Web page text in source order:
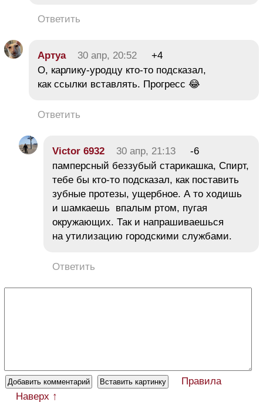
Ответить
Aртуа 30 апр, 20:52
+4
О, карлику-уродцу кто-то подсказал,
как ссылки вставлять. Прогресс 😂
Ответить
Victor 6932 30 апр, 21:13
-6
памперсный беззубый старикашка, Спирт,
тебе бы кто-то подсказал, как поставить
зубные протезы, ущербное. А то ходишь
и шамкаешь впалым ртом, пугая
окружающих. Так и напрашиваешься
на утилизацию городскими службами.
Ответить
Правила
Наверх ↑